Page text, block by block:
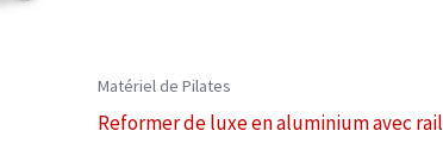
Matériel de Pilates
Reformer de luxe en aluminium avec rail